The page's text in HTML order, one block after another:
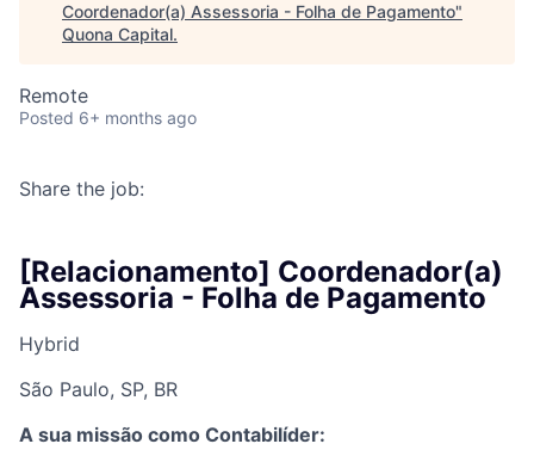
Coordenador(a) Assessoria - Folha de Pagamento"
Quona Capital.
Remote
Posted 6+ months ago
Share the job:
[Relacionamento] Coordenador(a)
Assessoria - Folha de Pagamento
Hybrid
São Paulo, SP, BR
A sua missão como Contabilíder: